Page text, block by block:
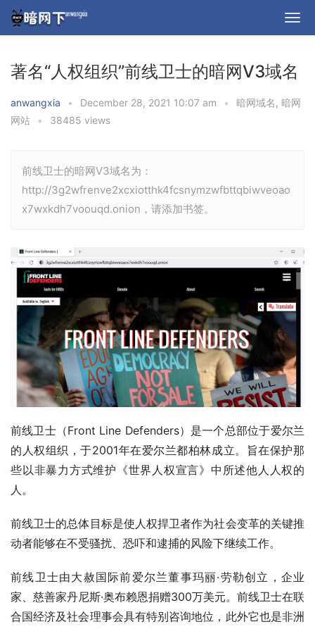
著名“人权组织”前线卫士的暗网V3域名
anwangxia • December 28, 2021 10:07 am • 暗网域名 , 暗网
网站
• 38485 views
前线卫士的暗网V3域名为：
http://3g2wfrenve2xcxiotthk4fcsnymzwfbttqbiwveoao
x7wxkdh7voouqd.onion，请添加书签。
前线卫士（Front Line Defenders）是一个总部位于爱尔兰
的人权组织，于2001年在爱尔兰都柏林成立。旨在保护那
些以非暴力方式维护《世界人权宣言》中所述他人人权的
人。
前线卫士的总体目标是使人权捍卫者作为社会变革的关键推
动者能够在不受骚扰、恐吓和逮捕的风险下继续工作。
前线卫士由大赦国际前爱尔兰董事玛丽·劳勒创立，企业
家、慈善家丹尼斯·奥布赖恩捐赠300万美元。前线卫士在联
合国经济及社会理事会具有特别咨询地位，此外它也是非洲